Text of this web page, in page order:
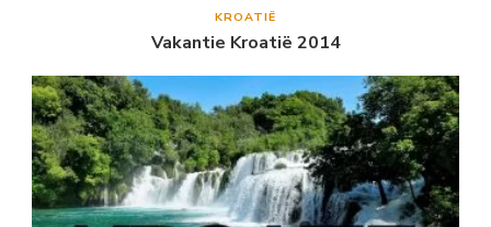
KROATIË
Vakantie Kroatië 2014